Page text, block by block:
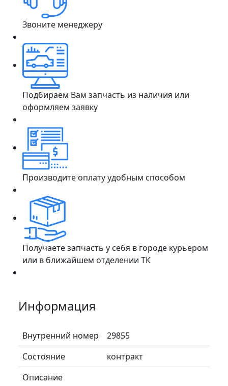
Звоните менеджеру
Подбираем Вам запчасть из наличия или
оформляем заявку
Производите оплату удобным способом
Получаете запчасть у себя в городе курьером
или в ближайшем отделении ТК
Информация
Внутренний номер
29855
Состояние
контракт
Описание